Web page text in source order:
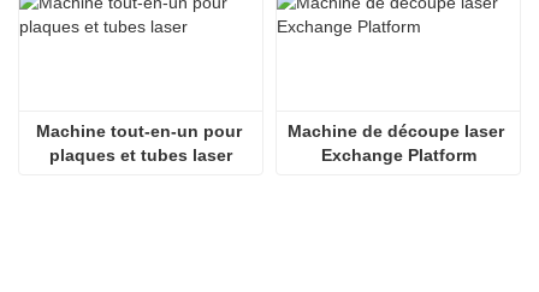
Machine tout-en-un pour
plaques et tubes laser
Machine de découpe laser
Exchange Platform